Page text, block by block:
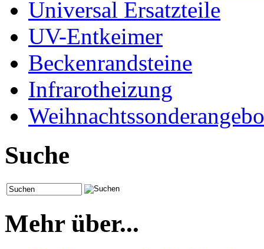
Universal Ersatzteile
UV-Entkeimer
Beckenrandsteine
Infrarotheizung
Suche
Mehr über...